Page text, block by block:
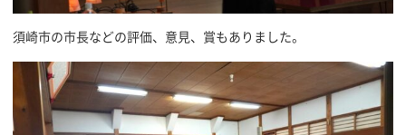
須崎市の市長などの評価、意見、賞もありました。